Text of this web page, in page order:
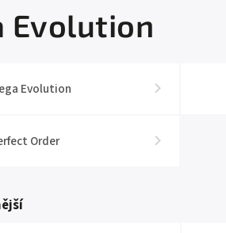
Evolution
Evolution
Order